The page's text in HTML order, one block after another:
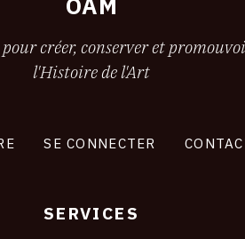
créer, conserver et
l'Histoire de l'Art
SE CONNECTER
SERVICES